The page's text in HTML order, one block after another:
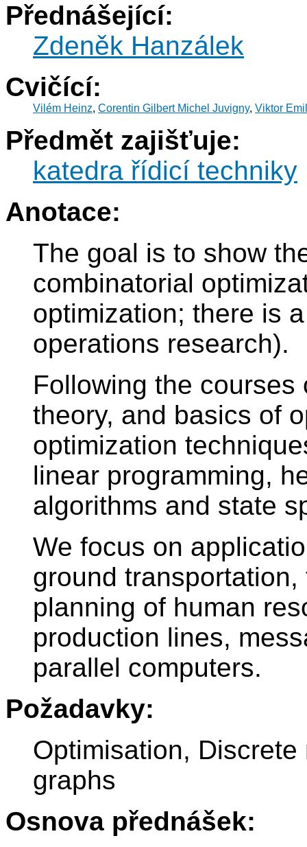
Přednášející:
Zdeněk Hanzálek
Cvičící:
Vilém Heinz, Corentin Gilbert Michel Juvigny, Viktor
Předmět zajišťuje:
katedra řídicí techniky
Anotace:
The goal is to show
combinatorial
optimization; there is
operations research).
Following the
theory, and basics of
optimization
linear programming,
algorithms and state
We focus on
ground
planning of human
production lines,
parallel computers.
Požadavky:
Optimisation,
graphs
Osnova přednášek: